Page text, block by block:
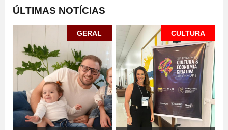
ÚLTIMAS NOTÍCIAS
GERAL CULTURA